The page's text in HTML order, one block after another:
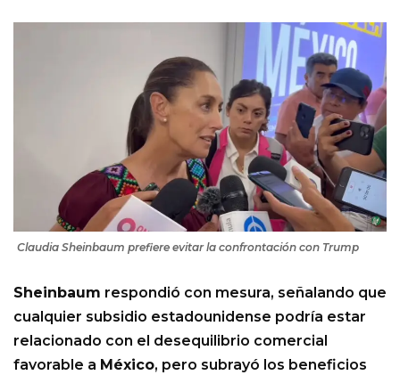
Claudia Sheinbaum prefiere evitar la confrontación con Trump
Sheinbaum respondió con mesura, señalando que
cualquier subsidio estadounidense podría estar
relacionado con el desequilibrio comercial
favorable a México, pero subrayó los beneficios